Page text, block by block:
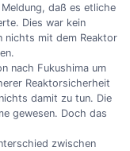
daß es etliche
Dies war kein
nichts mit dem Reaktor
nach Fukushima um
Reaktorsicherheit
damit zu tun. Die
gewesen. Doch das
zwischen